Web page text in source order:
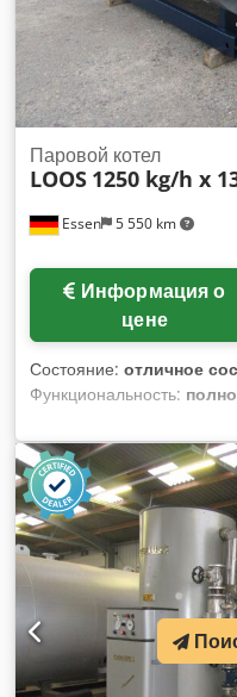
Essen 5 550 km
Паровой котел
LOOS 1250 kg/h x
цене
Состояние: отличное
Функциональность:
паровой котел б/у -----
Gunzenhausen Тип: U-
20 м² Макс. мощность
13 бар Повышенное
Вместимость воды при
Вместимость воды при
Chsdpfswra Ewsx Alwja
газовой горелкой
кВт, линией
насосом питательной
тонкими клапанами.